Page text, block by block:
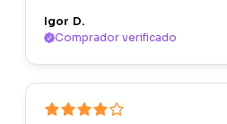
Igor D.
Comprador verificado